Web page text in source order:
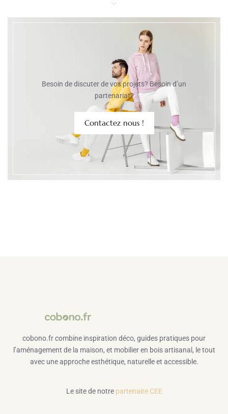
Besoin de discuter de vos projets? Besoin d’un
partenariat?
Contactez nous !
cobono.fr combine inspiration déco, guides pratiques pour
l’aménagement de la maison, et mobilier en bois artisanal, le tout
avec une approche esthétique, naturelle et accessible.
Le site de notre partenaire CEE